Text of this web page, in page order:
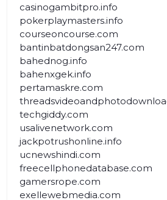
casinogambitpro.info
pokerplaymasters.info
courseoncourse.com
bantinbatdongsan247.com
bahednog.info
bahenxgek.info
pertamaskre.com
techgiddy.com
usalivenetwork.com
jackpotrushonline.info
ucnewshindi.com
freecellphonedatabase.com
gamersrope.com
exellewebmedia.com